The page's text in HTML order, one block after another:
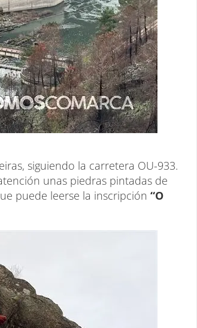
siguiendo la carretera OU-933.
unas piedras pintadas de
puede leerse la inscripción “O